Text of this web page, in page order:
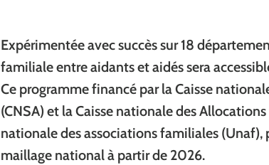
Expérimentée avec succès sur 18
familiale entre aidants et aidés sera
Ce programme financé par la Caisse
(CNSA) et la Caisse nationale des
nationale des associations familiales (Unaf),
maillage national à partir de 2026.